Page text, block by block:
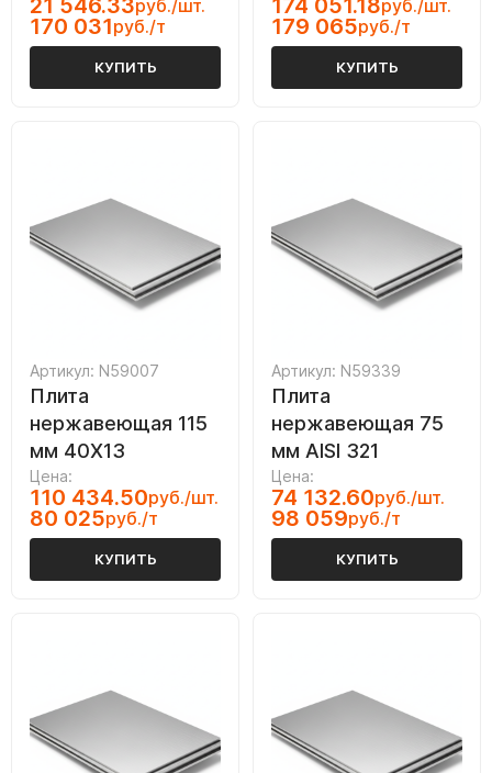
21 546.33руб./шт.
170 031руб./т
КУПИТЬ
174 051.18руб./шт.
179 065руб./т
КУПИТЬ
Артикул: N59007
Плита
нержавеющая 115
мм 40Х13
Цена:
110 434.50руб./шт.
80 025руб./т
КУПИТЬ
Артикул: N59339
Плита
нержавеющая 75
мм AISI 321
Цена:
74 132.60руб./шт.
98 059руб./т
КУПИТЬ